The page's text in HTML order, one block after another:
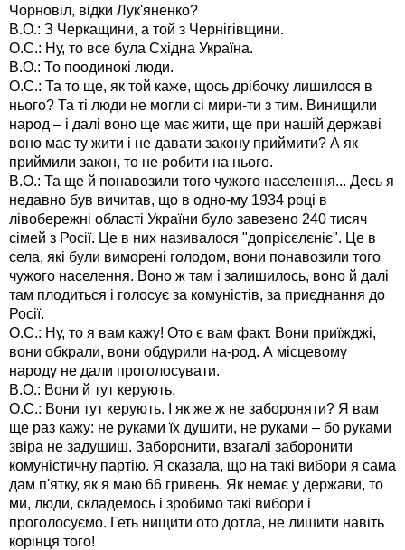
Чорновіл, відки Лук'яненко?
В.О.: З Черкащини, а той з Чернігівщини.
О.С.: Ну, то все була Східна Україна.
В.О.: То поодинокі люди.
О.С.: Та то ще, як той каже, щось дрібочку лишилося в
нього? Та ті люди не могли сі мири-ти з тим. Винищили
народ – і далі воно ще має жити, ще при нашій державі
воно має ту жити і не давати закону приймити? А як
приймили закон, то не робити на нього.
В.О.: Та ще й понавозили того чужого населення... Десь я
недавно був вичитав, що в одно-му 1934 році в
лівобережні області України було завезено 240 тисяч
сімей з Росії. Це в них називалося "допрісєлєніє". Це в
села, які були виморені голодом, вони понавозили того
чужого населення. Воно ж там і залишилось, воно й далі
там плодиться і голосує за комуністів, за приєднання до
Росії.
О.С.: Ну, то я вам кажу! Ото є вам факт. Вони приїжджі,
вони обкрали, вони обдурили на-род. А місцевому
народу не дали проголосувати.
В.О.: Вони й тут керують.
О.С.: Вони тут керують. І як же ж не забороняти? Я вам
ще раз кажу: не руками їх душити, не руками – бо руками
звіра не задушиш. Заборонити, взагалі заборонити
комуністичну партію. Я сказала, що на такі вибори я сама
дам п'ятку, як я маю 66 гривень. Як немає у держави, то
ми, люди, складемось і зробимо такі вибори і
проголосуємо. Геть нищити ото дотла, не лишити навіть
корінця того!